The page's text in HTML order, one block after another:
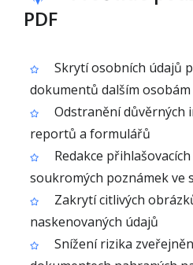
PDF
Skrytí osobních údajů
dokumentů dalším osobám
Odstranění důvěrných
reportů a formulářů
Redakce
soukromých poznámek ve
Zakrytí citlivých
naskenovaných údajů
Snížení rizika